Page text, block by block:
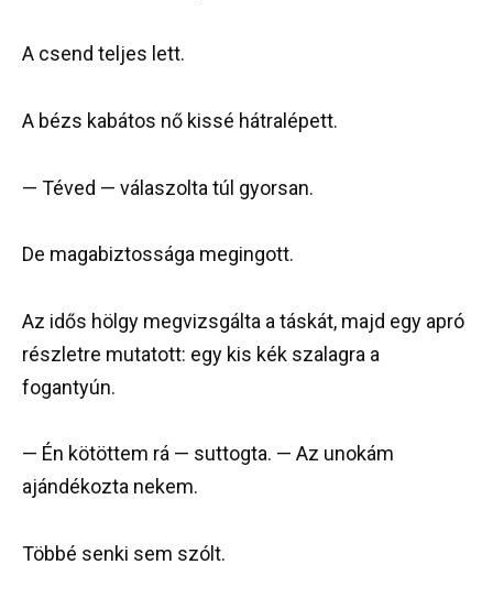
A csend teljes lett.
A bézs kabátos nő kissé hátralépett.
— Téved — válaszolta túl gyorsan.
De magabiztossága megingott.
Az idős hölgy megvizsgálta a táskát, majd egy apró
részletre mutatott: egy kis kék szalagra a
fogantyún.
— Én kötöttem rá — suttogta. — Az unokám
ajándékozta nekem.
Többé senki sem szólt.